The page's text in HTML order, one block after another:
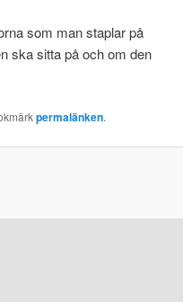
som man staplar på
ska sitta på och om den
permalänken.